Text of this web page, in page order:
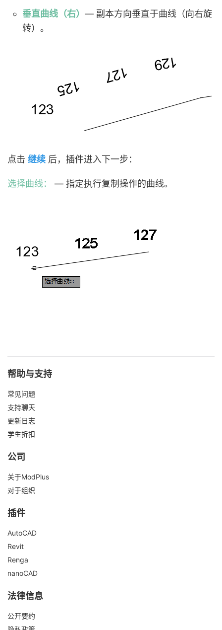
垂直曲线（右） — 副本方向垂直于曲线（向右旋
转）。
点击 继续 后，插件进入下一步：
选择曲线： — 指定执行复制操作的曲线。
帮助与支持
常见问题
支持聊天
更新日志
学生折扣
公司
关于ModPlus
对于组织
插件
AutoCAD
Revit
Renga
nanoCAD
法律信息
公开要约